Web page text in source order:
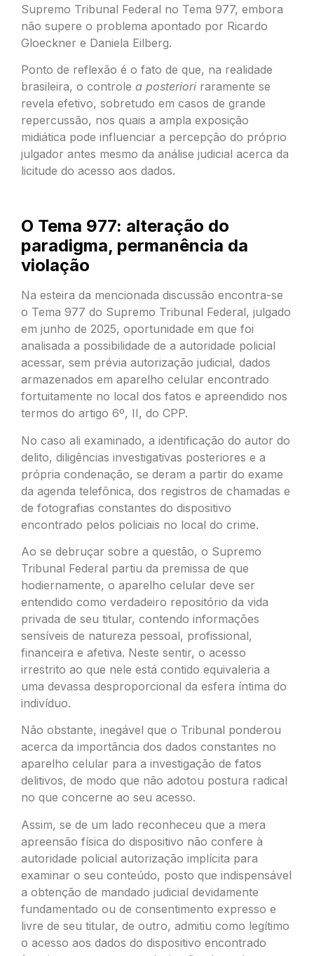
Supremo Tribunal Federal no Tema 977, embora
não supere o problema apontado por Ricardo
Gloeckner e Daniela Eilberg.
Ponto de reflexão é o fato de que, na realidade
brasileira, o controle a posteriori raramente se
revela efetivo, sobretudo em casos de grande
repercussão, nos quais a ampla exposição
midiática pode influenciar a percepção do próprio
julgador antes mesmo da análise judicial acerca da
licitude do acesso aos dados.
O Tema 977: alteração do
paradigma, permanência da
violação
Na esteira da mencionada discussão encontra-se
o Tema 977 do Supremo Tribunal Federal, julgado
em junho de 2025, oportunidade em que foi
analisada a possibilidade de a autoridade policial
acessar, sem prévia autorização judicial, dados
armazenados em aparelho celular encontrado
fortuitamente no local dos fatos e apreendido nos
termos do artigo 6º, II, do CPP.
No caso ali examinado, a identificação do autor do
delito, diligências investigativas posteriores e a
própria condenação, se deram a partir do exame
da agenda telefônica, dos registros de chamadas e
de fotografias constantes do dispositivo
encontrado pelos policiais no local do crime.
Ao se debruçar sobre a questão, o Supremo
Tribunal Federal partiu da premissa de que
hodiernamente, o aparelho celular deve ser
entendido como verdadeiro repositório da vida
privada de seu titular, contendo informações
sensíveis de natureza pessoal, profissional,
financeira e afetiva. Neste sentir, o acesso
irrestrito ao que nele está contido equivaleria a
uma devassa desproporcional da esfera íntima do
indivíduo.
Não obstante, inegável que o Tribunal ponderou
acerca da importância dos dados constantes no
aparelho celular para a investigação de fatos
delitivos, de modo que não adotou postura radical
no que concerne ao seu acesso.
Assim, se de um lado reconheceu que a mera
apreensão física do dispositivo não confere à
autoridade policial autorização implícita para
examinar o seu conteúdo, posto que indispensável
a obtenção de mandado judicial devidamente
fundamentado ou de consentimento expresso e
livre de seu titular, de outro, admitiu como legítimo
o acesso aos dados do dispositivo encontrado